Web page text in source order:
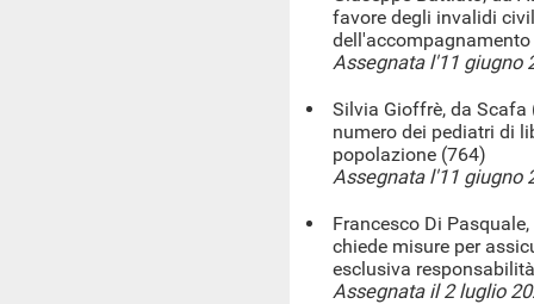
favore degli invalidi
Assegnata l'11 giugno
Silvia Gioffrè, da Scafa
numero dei pediatri di
popolazione (764)
Assegnata l'11 giugno
Francesco Di
chiede misure per
esclusiva
Assegnata il 2 luglio